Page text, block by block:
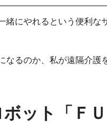
緒にやれるという便利
なるのか、私が遠隔介
ット「Ｆ